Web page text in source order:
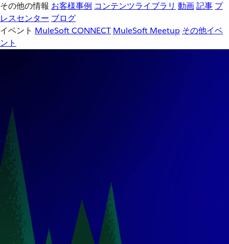
その他の情報 お客様事例 コンテンツライブラリ 動画記事 プ
レスセンター ブログ
イベント MuleSoft CONNECT MuleSoft Meetup その他イベ
ント